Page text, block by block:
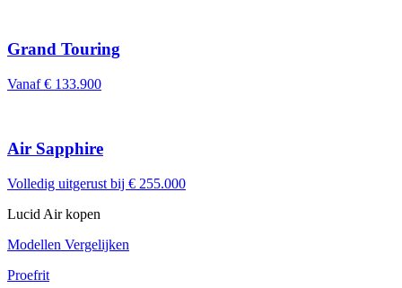
Grand Touring
Vanaf € 133.900
Air Sapphire
Volledig uitgerust bij € 255.000
Lucid Air kopen
Modellen Vergelijken
Proefrit